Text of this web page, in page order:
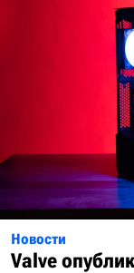
Новости
Valve